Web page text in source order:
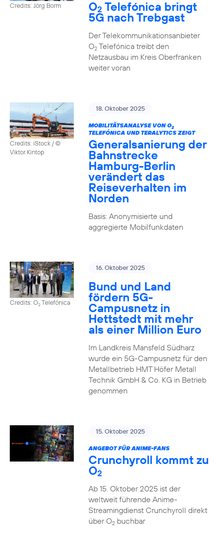
Credits: Jörg Borm O2 Telefónica bringt
5G nach Trebgast
Der Telekommunikationsanbieter
O2Telefónica treibt den
Netzausbau im Kreis Oberfranken
weiter voran
Credits: iStock / ©
Viktor Kintop
18. Oktober 2025
MOBILITÄTSANALYSE VON O2
TELEFÓNICA UND TERALYTICS ZEIGT
Generalsanierung der
Bahnstrecke
Hamburg-Berlin
verändert das
Reiseverhalten im
Norden
Basis: Anonymisierte und
aggregierte Mobilfunkdaten
Credits: O2Telefónica
16. Oktober 2025
Bund und Land
fördern 5G-
Campusnetz in
Hettstedt mit mehr
als einer Million Euro
Im Landkreis Mansfeld Südharz
wurde ein 5G-Campusnetz für den
Metallbetrieb HMT Höfer Metall
Technik GmbH & Co. KG in Betrieb
genommen
15. Oktober 2025
ANGEBOT FÜR ANIME-FANS
Crunchyroll kommt zu
O2
Ab 15. Oktober 2025 ist der
weltweit führende Anime-
Streamingdienst Crunchyroll direkt
über O2buchbar